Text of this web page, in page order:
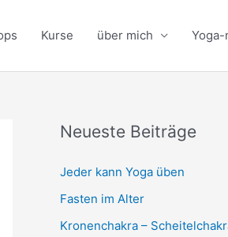
Kurse über mich
Neueste Beiträge
Jeder kann Yoga üben
Fasten im Alter
Kronenchakra –